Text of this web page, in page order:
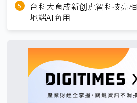
台科大育成新创虎智科技亮
地端AI商用